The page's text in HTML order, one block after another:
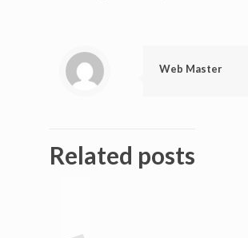
Web Master
Related posts